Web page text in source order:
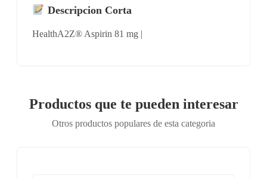
Descripcion Corta
HealthA2Z® Aspirin 81 mg |
Productos que te pueden interesar
Otros productos populares de esta categoria